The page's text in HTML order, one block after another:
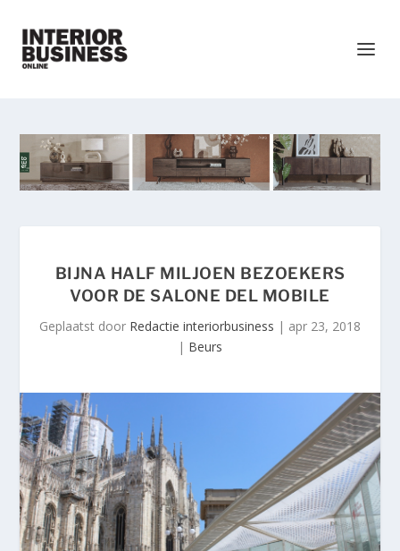
BIJNA HALF MILJOEN BEZOEKERS
VOOR DE SALONE DEL MOBILE
Geplaatst door Redactie interiorbusiness | apr 23, 2018
| Beurs